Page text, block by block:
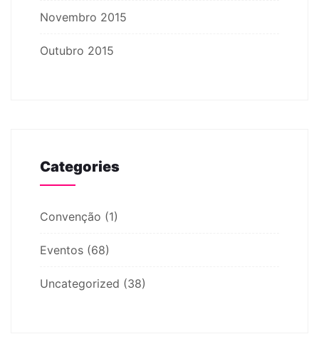
Novembro 2015
Outubro 2015
Categories
Convenção (1)
Eventos (68)
Uncategorized (38)